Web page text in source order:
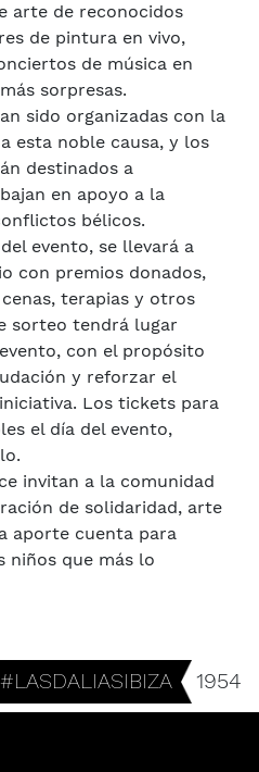
arte de reconocidos
de pintura en vivo,
de música en
sorpresas.
sido organizadas con la
esta noble causa, y los
destinados a
en apoyo a la
bélicos.
evento, se llevará a
con premios donados,
terapias y otros
sorteo tendrá lugar
con el propósito
y reforzar el
Los tickets para
el día del evento,
invitan a la comunidad
de solidaridad, arte
aporte cuenta para
niños que más lo
#LASDALIASIBIZA 1954